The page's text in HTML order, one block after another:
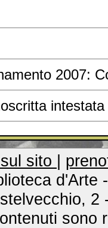
2007:
sito |
d'Arte
2
sono